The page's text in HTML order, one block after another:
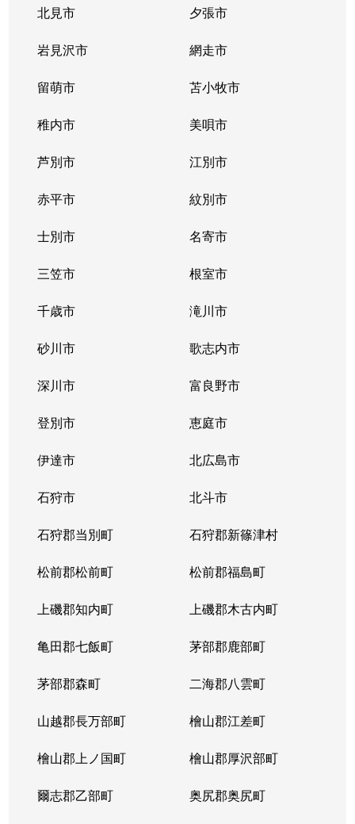
北見市 夕張市
岩見沢市 網走市
留萌市 苫小牧市
稚内市 美唄市
芦別市 江別市
赤平市 紋別市
士別市 名寄市
三笠市 根室市
千歳市 滝川市
砂川市 歌志内市
深川市 富良野市
登別市 恵庭市
伊達市 北広島市
石狩市 北斗市
石狩郡当別町 石狩郡新篠津村
松前郡松前町 松前郡福島町
上磯郡知内町 上磯郡木古内町
亀田郡七飯町 茅部郡鹿部町
茅部郡森町 二海郡八雲町
山越郡長万部町 檜山郡江差町
檜山郡上ノ国町 檜山郡厚沢部町
爾志郡乙部町 奥尻郡奥尻町